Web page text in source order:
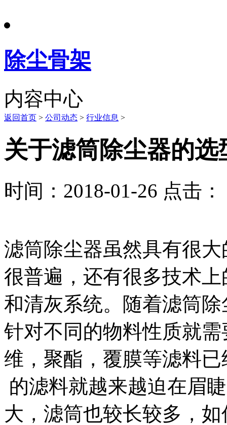
除尘骨架
内容中心
返回首页 > 公司动态 > 行业信息 >
关于滤筒除尘器的选
时间：2018-01-26 点击：
滤筒除尘器虽然具有很
很普遍，还有很多技术
和清灰系统。随着滤筒
针对不同的物料性质就
维，聚酯，覆膜等滤料
的滤料就越来越迫在眉
大，滤筒也较长较多，